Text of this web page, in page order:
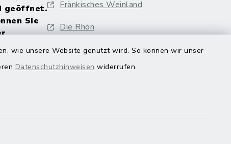
wie unsere Website genutzt wird. So können wir unser
Datenschutzhinweisen widerrufen.
geöffnet.
Sie
sich
Fränkisches Weinland
Die Rhön
Genussorte Bayern
Veranstaltungskalender